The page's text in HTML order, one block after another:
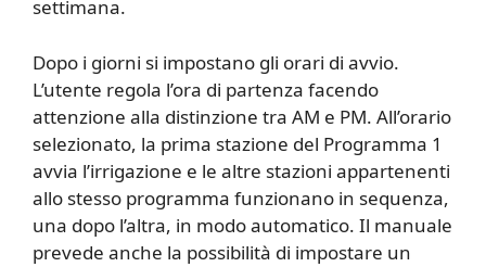
settimana.
Dopo i giorni si impostano gli orari di avvio.
L’utente regola l’ora di partenza facendo
attenzione alla distinzione tra AM e PM. All’orario
selezionato, la prima stazione del Programma 1
avvia l’irrigazione e le altre stazioni appartenenti
allo stesso programma funzionano in sequenza,
una dopo l’altra, in modo automatico. Il manuale
prevede anche la possibilità di impostare un